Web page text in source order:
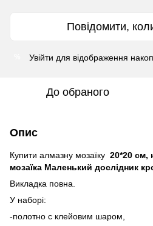
Повідомити,
Увійти для відображення
До обраного
Опис
Купити алмазну мозаїку 20*20 см,
мозаїка Маленький дослідник
Викладка повна.
У наборі:
-полотно с клейовим шаром,